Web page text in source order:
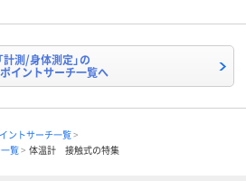
「計測/身体測定」の
イントサーチ一覧へ
ントサーチ一覧
覧
体温計 接触式の特集